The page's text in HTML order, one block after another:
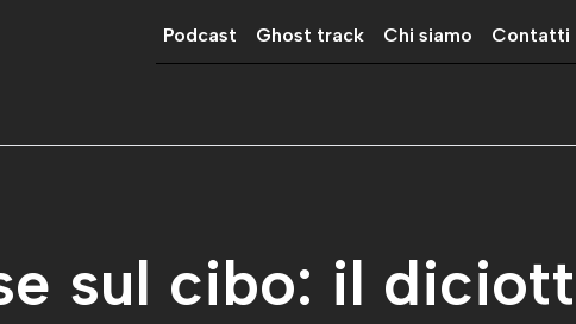
Podcast Ghost track Chi siamo Contatti
sul cibo: il